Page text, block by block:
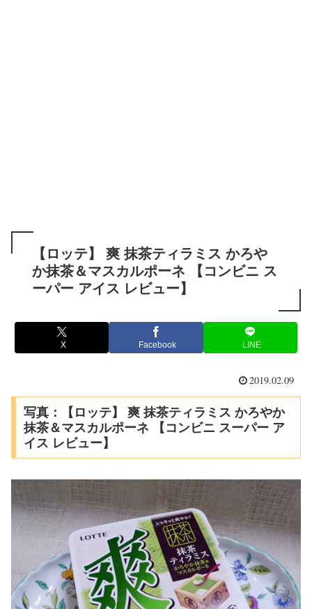
【ロッテ】 爽 抹茶ティラミス かろや
か抹茶＆マスカルポーネ 【コンビニ ス
ーパー アイス レビュー】
X Facebook LINE
2019.02.09
写真：【ロッテ】 爽 抹茶ティラミス かろやか
抹茶＆マスカルポーネ 【コンビニ スーパー ア
イス レビュー】